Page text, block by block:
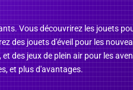
Vous découvrirez les jouets
des jouets d'éveil pour les
des jeux de plein air pour les
et plus d'avantages.